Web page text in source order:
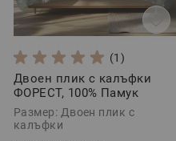
(1)
Двоен плик с калъфки
ФОРЕСТ, 100% Памук
Ранфорс, 3 части
Размер: Двоен плик с
калъфки